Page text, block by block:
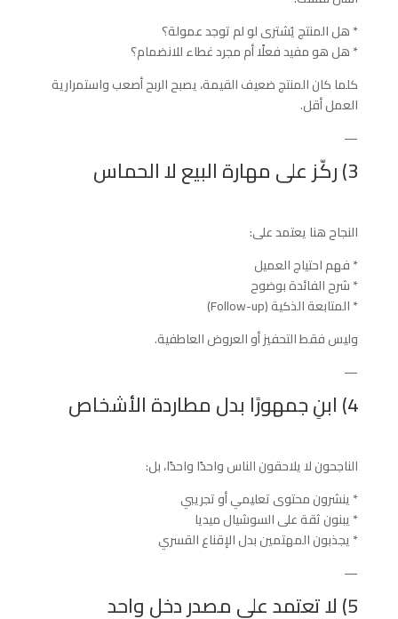
* هل المنتج يُشترى لو لم توجد عمولة؟
* هل هو مفيد فعلًا أم مجرد غطاء للانضمام؟
كلما كان المنتج ضعيف القيمة، يصبح الربح أصعب واستمرارية
العمل أقل.
—
3) ركّز على مهارة البيع لا الحماس
النجاح هنا يعتمد على:
* فهم احتياج العميل
* شرح الفائدة بوضوح
* المتابعة الذكية (Follow-up)
وليس فقط التحفيز أو العروض العاطفية.
—
4) ابنِ جمهورًا بدل مطاردة الأشخاص
الناجحون لا يلاحقون الناس واحدًا واحدًا، بل:
* ينشرون محتوى تعليمي أو تجريبي
* يبنون ثقة على السوشيال ميديا
* يجذبون المهتمين بدل الإقناع القسري
—
5) لا تعتمد على مصدر دخل واحد